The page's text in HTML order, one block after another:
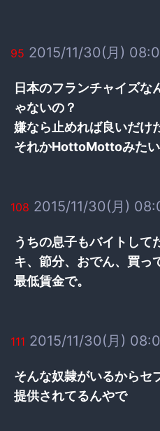
95 2015/11/30(月)
日本のフランチャイズな
ゃないの？
嫌なら止めれば良いだけ
それかHottoMottoみた
108 2015/11/30(月)
うちの息子もバイトして
キ、節分、おでん、買っ
最低賃金で。
111 2015/11/30(月)
そんな奴隷がいるからセ
提供されてるんやで